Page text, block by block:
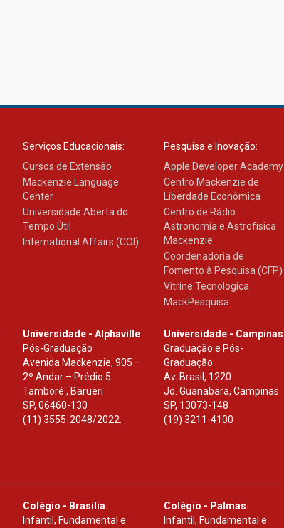
Serviços Educacionais:
Cursos de Extensão
Mackenzie Language
Center
Universidade Aberta do
Tempo Útil
International Affairs (COI)
Pesquisa e Inovação:
Apple Developer Academy
Centro Mackenzie de
Liberdade Econômica
Centro de Rádio
Astronomia e Astrofísica
Mackenzie
Coordenadoria de
Fomento à Pesquisa (CFP)
Vitrine Tecnologica
MackPesquisa
Universidade - Alphaville
Pós-Graduação
Avenida Mackenzie, 905 –
2º Andar – Prédio 5
Tamboré , Barueri
SP, 06460-130
(11) 3555-2048/2022.
Universidade - Campinas
Graduação e Pós-
Graduação
Av. Brasil, 1220
Jd. Guanabara, Campinas
SP, 13073-148
(19) 3211-4100
Colégio - Brasília
Infantil, Fundamental e
Colégio - Palmas
Infantil, Fundamental e